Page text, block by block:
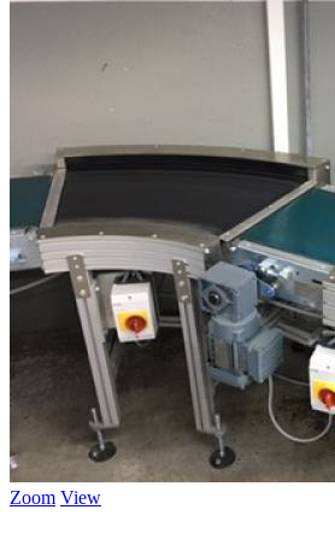
Zoom View